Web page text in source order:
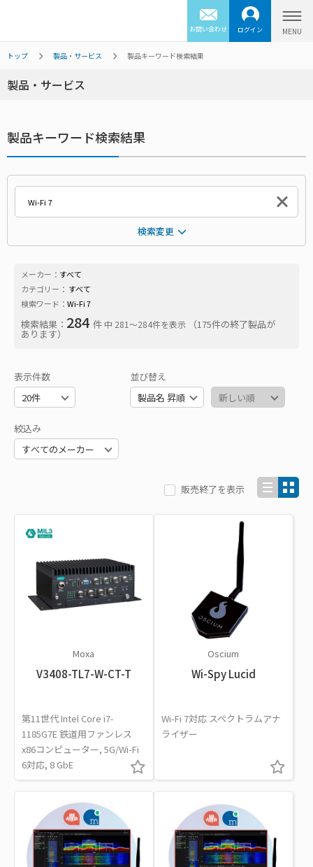
お問い合わせ ログイン
トップ 製品・サービス 製品キーワード検索結果
製品・サービス
製品キーワード検索結果
検索変更
メーカー： すべて
カテゴリー： すべて
検索ワード： Wi-Fi 7
検索結果： 284 件 中 281〜284件を表示 （175件の終了製品が
あります）
表示件数 並び替え
絞込み
販売終了を表示
Moxa
V3408-TL7-W-CT-T
第11世代 Intel Core i7-
1185G7E 鉄道用ファンレス
x86コンピューター, 5G/Wi-Fi
6対応, 8 GbE
Oscium
Wi-Spy Lucid
Wi-Fi 7対応 スペクトラムアナ
ライザー